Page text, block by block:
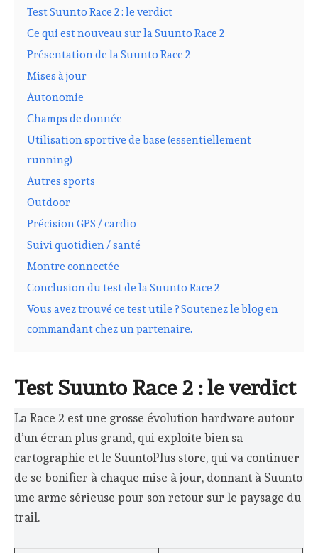
Test Suunto Race 2 : le verdict
Ce qui est nouveau sur la Suunto Race 2
Présentation de la Suunto Race 2
Mises à jour
Autonomie
Champs de donnée
Utilisation sportive de base (essentiellement
running)
Autres sports
Outdoor
Précision GPS / cardio
Suivi quotidien / santé
Montre connectée
Conclusion du test de la Suunto Race 2
Vous avez trouvé ce test utile ? Soutenez le blog en
commandant chez un partenaire.
Test Suunto Race 2 : le verdict
La Race 2 est une grosse évolution hardware autour
d’un écran plus grand, qui exploite bien sa
cartographie et le SuuntoPlus store, qui va continuer
de se bonifier à chaque mise à jour, donnant à Suunto
une arme sérieuse pour son retour sur le paysage du
trail.